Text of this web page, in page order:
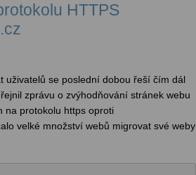
HTTPS
uživatelů se poslední dobou řeší čím dál
zprávu o zvýhodňování stránek webu
na protokolu https oproti
velké množství webů migrovat své weby